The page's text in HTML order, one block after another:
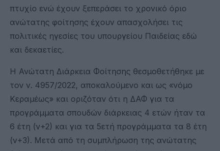
πτυχίο ενώ έχουν ξεπεράσει το χρονικό όριο
ανώτατης φοίτησης έχουν απασχολήσει τις
πολιτικές ηγεσίες του υπουργείου Παιδείας εδώ
και δεκαετίες.
Η Ανώτατη Διάρκεια Φοίτησης θεσμοθετήθηκε με
τον ν. 4957/2022, αποκαλούμενο και ως «νόμο
Κεραμέως» και οριζόταν ότι η ΔΑΦ για τα
προγράμματα σπουδών διάρκειας 4 ετών ήταν τα
6 έτη (ν+2) και για τα 5ετή προγράμματα τα 8 έτη
(ν+3). Μετά από τη συμπλήρωση της ανώτατης